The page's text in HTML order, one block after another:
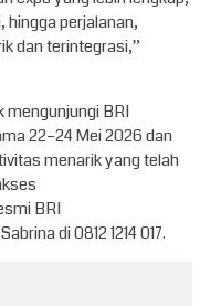
hingga perjalanan,
dan terintegrasi,”
mengunjungi BRI
22–24 Mei 2026 dan
menarik yang telah
BRI
di 0812 1214 017.